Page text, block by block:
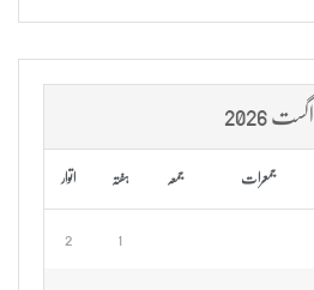
اگست 2026
جمعرات جمعہ ہفتہ اتوار
1
2